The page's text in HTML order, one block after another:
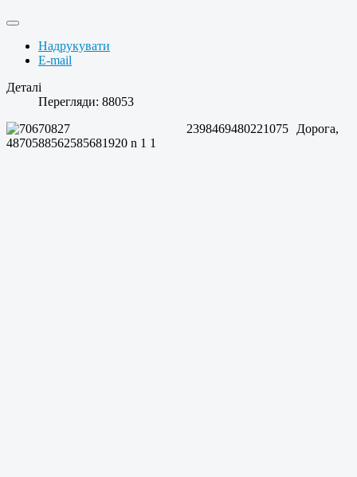
Надрукувати
E-mail
Деталі
Перегляди: 88053
Дорога,